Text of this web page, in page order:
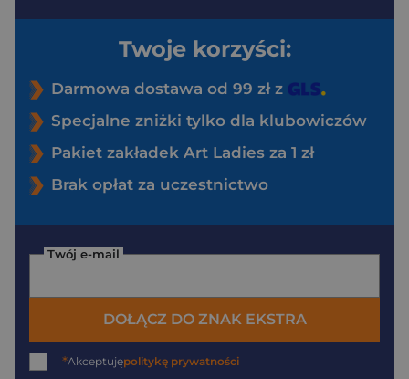
Twoje korzyści:
Darmowa dostawa od 99 zł z
Specjalne zniżki tylko dla klubowiczów
Pakiet zakładek Art Ladies za 1 zł
Brak opłat za uczestnictwo
Twój e-mail
DOŁĄCZ DO ZNAK EKSTRA
*Akceptujępolitykę prywatności